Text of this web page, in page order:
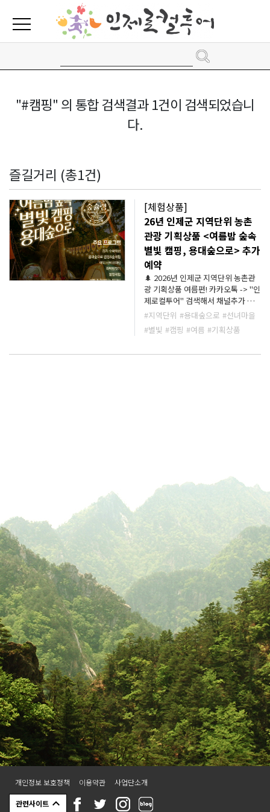
"#캠핑" 의 통합 검색결과 1건이 검색되었습니
다.
즐길거리 (총1건)
[체험상품]
26년 인제군 지역단위 농촌
관광 기획상품 <여름밤 숲속
별빛 캠핑, 용대숲으로> 추가
예약
🌲 2026년 인제군 지역단위 농촌관
광 기획상품 여름편! 카카오톡 -> "인
제로컬투어" 검색해서 채널추가 해
주세요!! 추후 카카오채널 홍보메세
지로 오픈안내메세지보내드립니다.
숲슐랭가이드 여름상품 🌌 여름밤 숲
어나 별빛 아래에서 즐기는 진짜 숲
감성 가득 밤마실 🌲 숲과 동화되어
보내는 특별한 하룻밤 🍞 다음날 아
침은 토스트와 색다른 캠핑식량으로
즐기는 캠핑 감성 한 스푼! ☕ 숲속 한
가운데서 드립커피와 달콤한 디저트
로 정신 똑띠 차리고 😆 🎣 마지막은
시원한 계곡에서 즐기는 견지낚시 체
험까지!
━━━━━━━━━━━━━━
진행! 최대 47%할인!! 💸 정상가
190,000원 → 100,000원 🎁 장비 무
료 대여 ⛺ 텐트 & 침낭 등 캠핑장비
무료 제공! 🧳 몸만 오셔도 됩니다 😊
━━━━━━━━━━━━━━
━ 🌲 올여름, 인제의 숲에서 가장 특
별한 하룻밤을 만나보세요. 프로그램
운영 기간 단 하루!! <2회차> 8월 15
일~16일 1박2일 **최소 예약인원 2
인 이상입니다. / 선착순 예약모집 7
팀 **날씨나 현지상황으로 프로그램
이 대체되거나 일정이 변경될 수 있
습니다. **문의사항은 사업단 카카오
채널1:1채팅을 이용해주시길 바랍니
다. 카카오톡채널 채팅 👉
chat
#지역단위 #용대숲으로 #선녀마을
#별빛 #캠핑 #여름 #기획상품
개인정보 보호정책 이용약관 사업단소개
관련사이트